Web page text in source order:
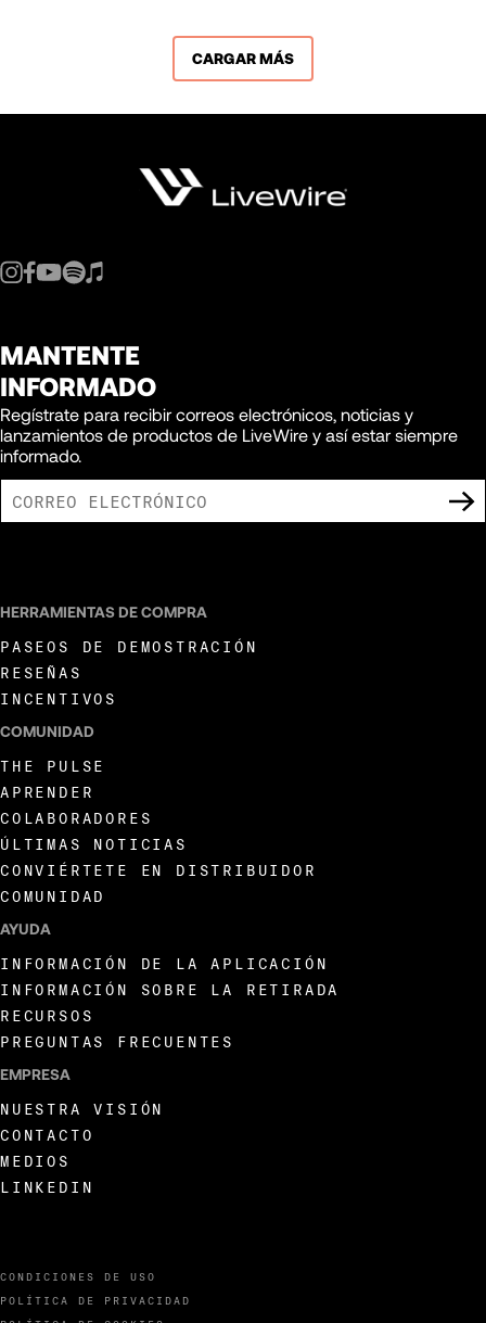
CARGAR MÁS
MANTENTE
INFORMADO
Regístrate para recibir correos electrónicos, noticias y
lanzamientos de productos de LiveWire y así estar siempre
informado.
CONDICIONES DE USO
POLÍTICA DE PRIVACIDAD
HERRAMIENTAS DE COMPRA
PASEOS DE DEMOSTRACIÓN
RESEÑAS
INCENTIVOS
COMUNIDAD
THE PULSE
APRENDER
COLABORADORES
ÚLTIMAS NOTICIAS
CONVIÉRTETE EN DISTRIBUIDOR
COMUNIDAD
AYUDA
INFORMACIÓN DE LA APLICACIÓN
INFORMACIÓN SOBRE LA RETIRADA
RECURSOS
PREGUNTAS FRECUENTES
EMPRESA
NUESTRA VISIÓN
CONTACTO
MEDIOS
LINKEDIN